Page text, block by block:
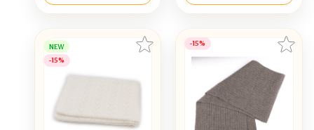
NEW
-15%
-15%